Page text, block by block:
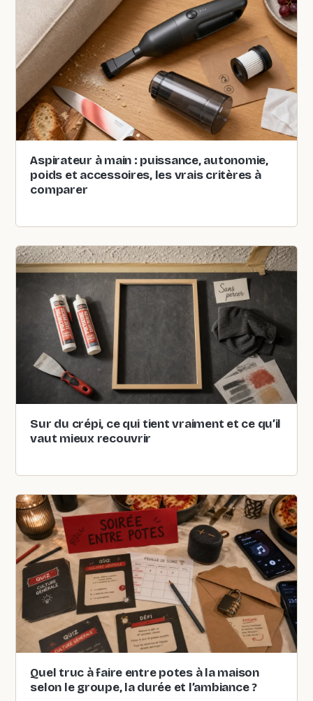
Aspirateur à main : puissance, autonomie,
poids et accessoires, les vrais critères à
comparer
Sur du crépi, ce qui tient vraiment et ce qu’il
vaut mieux recouvrir
Quel truc à faire entre potes à la maison
selon le groupe, la durée et l’ambiance ?